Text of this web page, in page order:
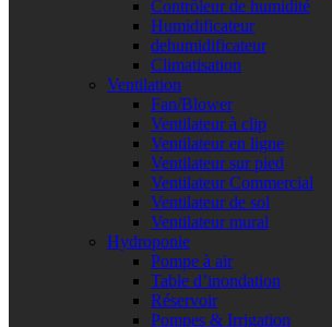
Contrôleur de humidité
Humidificateur
dehumidificateur
Climatisation
Ventilation
Fan/Blower
Ventilateur à clip
Ventilateur en ligne
Ventilateur sur pied
Ventilateur Commercial
Ventilateur de sol
Ventilateur mural
Hydroponie
Pompe à air
Table d’inondation
Réservoir
Pompes & Irrigation